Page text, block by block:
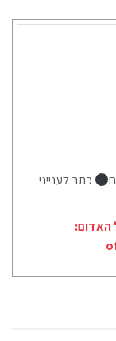
כתב לענייני
האדום: